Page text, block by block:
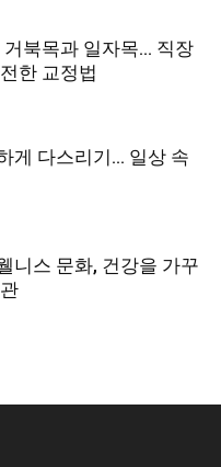
거북목과 일자목… 직장
한 교정법
게 다스리기… 일상 속
니스 문화, 건강을 가꾸